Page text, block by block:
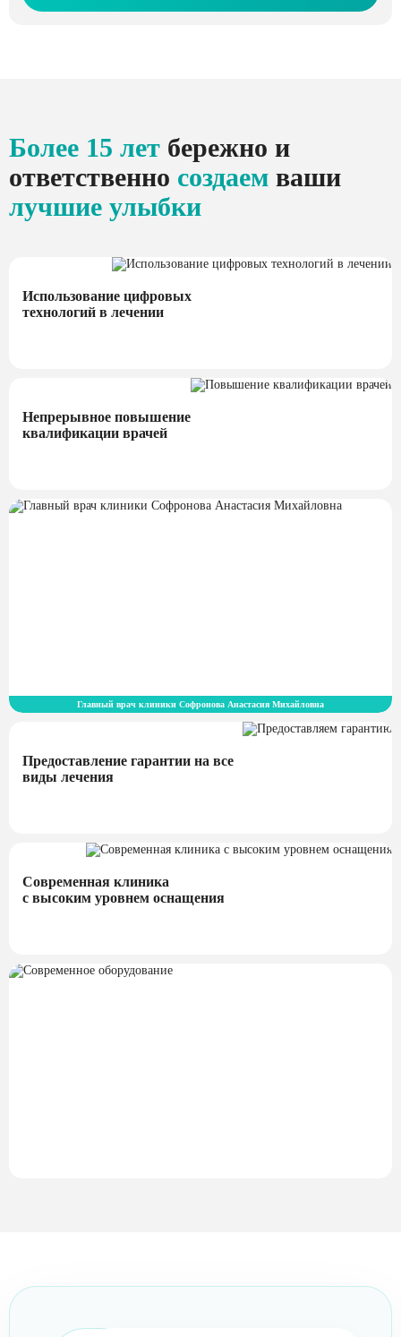
Более 15 лет бережно и
ответственно создаем ваши
лучшие улыбки
Использование цифровых
технологий в лечении
Непрерывное повышение
квалификации врачей
Главный врач клиники Софронова Анастасия Михайловна
Предоставление гарантии на все
виды лечения
Современная клиника
с высоким уровнем оснащения